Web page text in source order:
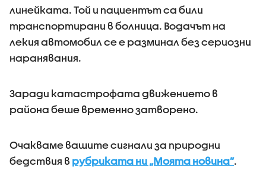
линейката. Той и пациентът са били
транспортирани в болница. Водачът на
лекия автомобил се е разминал без сериозни
наранявания.
Заради катастрофата движението в
района беше временно затворено.
Очакваме вашите сигнали за природни
бедствия в рубриката ни „Моята новина”.